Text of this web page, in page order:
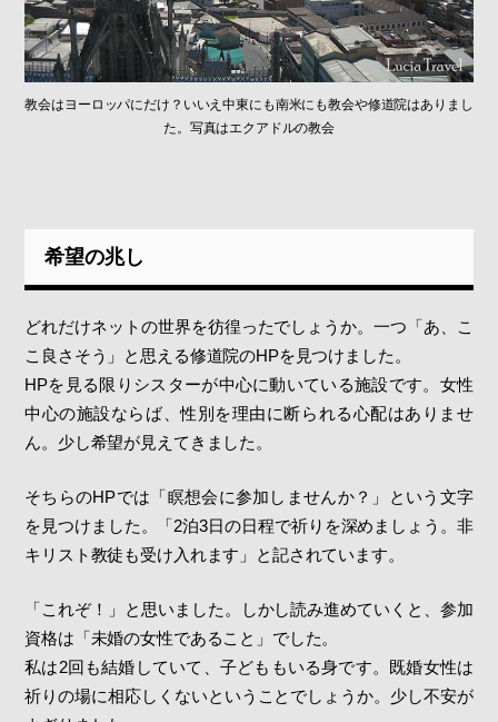
教会はヨーロッパにだけ？いいえ中東にも南米にも教会や修道院はありまし
た。写真はエクアドルの教会
希望の兆し
どれだけネットの世界を彷徨ったでしょうか。一つ「あ、こ
こ良さそう」と思える修道院のHPを見つけました。
HPを見る限りシスターが中心に動いている施設です。女性
中心の施設ならば、性別を理由に断られる心配はありませ
ん。少し希望が見えてきました。
そちらのHPでは「瞑想会に参加しませんか？」という文字
を見つけました。「2泊3日の日程で祈りを深めましょう。非
キリスト教徒も受け入れます」と記されています。
「これぞ！」と思いました。しかし読み進めていくと、参加
資格は「未婚の女性であること」でした。
私は2回も結婚していて、子どももいる身です。既婚女性は
祈りの場に相応しくないということでしょうか。少し不安が